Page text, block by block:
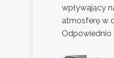
wpływający
atmosferę w
Odpowiednio